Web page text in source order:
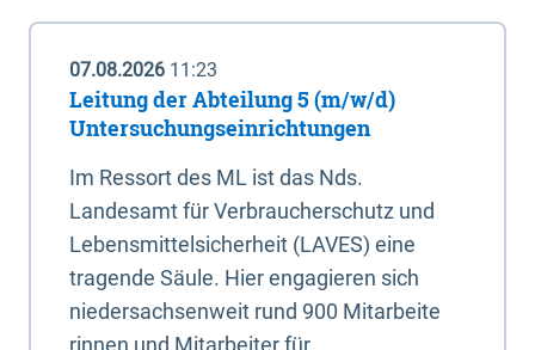
07.08.2026 11:23
Leitung der Abteilung 5 (m/w/d)
Untersuchungseinrichtungen
Im Ressort des ML ist das Nds.
Landesamt für Verbraucherschutz und
Lebensmittelsicherheit (LAVES) eine
tragende Säule. Hier engagieren sich
niedersachsenweit rund 900 Mitarbeite